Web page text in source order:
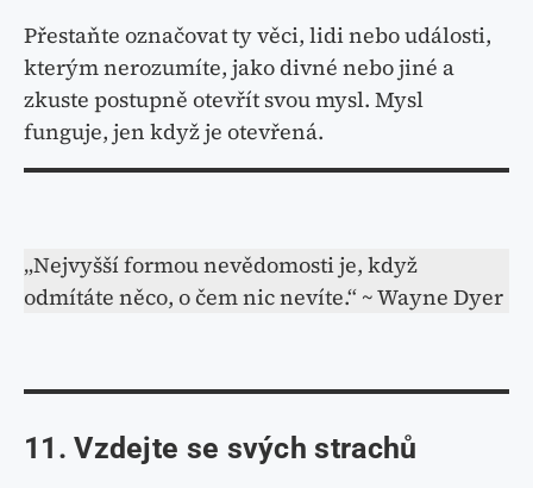
Přestaňte označovat ty věci, lidi nebo události,
kterým nerozumíte, jako divné nebo jiné a
zkuste postupně otevřít svou mysl. Mysl
funguje, jen když je otevřená.
„Nejvyšší formou nevědomosti je, když
odmítáte něco, o čem nic nevíte.“ ~ Wayne Dyer
11. Vzdejte se svých strachů